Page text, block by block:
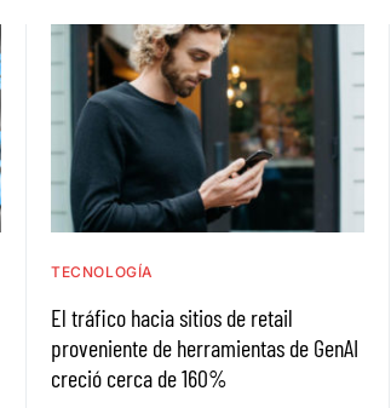
TECNOLOGÍA
El tráfico hacia sitios de retail
proveniente de herramientas de GenAI
creció cerca de 160%